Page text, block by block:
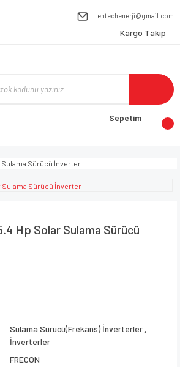
entechenerji@gmail.com
Kargo Takip
Sepetim
Hp Solar Sulama Sürücü
Sulama Sürücü(Frekans) İnverterler ,
İnverterler
FRECON